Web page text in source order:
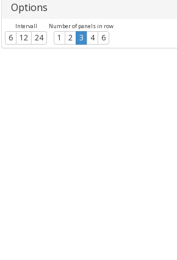
Options
Intervall
6 12 24
Number of panels in row
1 2 3 4 6